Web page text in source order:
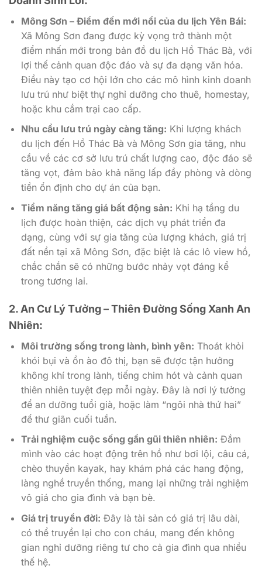
Mông Sơn – Điểm đến mới nổi của du lịch Yên Bái:
Xã Mông Sơn đang được kỳ vọng trở thành một
điểm nhấn mới trong bản đồ du lịch Hồ Thác Bà, với
lợi thế cảnh quan độc đáo và sự đa dạng văn hóa.
Điều này tạo cơ hội lớn cho các mô hình kinh doanh
lưu trú như biệt thự nghỉ dưỡng cho thuê, homestay,
hoặc khu cắm trại cao cấp.
Nhu cầu lưu trú ngày càng tăng: Khi lượng khách
du lịch đến Hồ Thác Bà và Mông Sơn gia tăng, nhu
cầu về các cơ sở lưu trú chất lượng cao, độc đáo sẽ
tăng vọt, đảm bảo khả năng lấp đầy phòng và dòng
tiền ổn định cho dự án của bạn.
Tiềm năng tăng giá bất động sản: Khi hạ tầng du
lịch được hoàn thiện, các dịch vụ phát triển đa
dạng, cùng với sự gia tăng của lượng khách, giá trị
đất nền tại xã Mông Sơn, đặc biệt là các lô view hồ,
chắc chắn sẽ có những bước nhảy vọt đáng kể
trong tương lai.
2. An Cư Lý Tưởng – Thiên Đường Sống Xanh An
Nhiên:
Môi trường sống trong lành, bình yên: Thoát khỏi
khói bụi và ồn ào đô thị, bạn sẽ được tận hưởng
không khí trong lành, tiếng chim hót và cảnh quan
thiên nhiên tuyệt đẹp mỗi ngày. Đây là nơi lý tưởng
để an dưỡng tuổi già, hoặc làm “ngôi nhà thứ hai”
để thư giãn cuối tuần.
Trải nghiệm cuộc sống gần gũi thiên nhiên: Đắm
mình vào các hoạt động trên hồ như bơi lội, câu cá,
chèo thuyền kayak, hay khám phá các hang động,
làng nghề truyền thống, mang lại những trải nghiệm
vô giá cho gia đình và bạn bè.
Giá trị truyền đời: Đây là tài sản có giá trị lâu dài,
có thể truyền lại cho con cháu, mang đến không
gian nghỉ dưỡng riêng tư cho cả gia đình qua nhiều
thế hệ.